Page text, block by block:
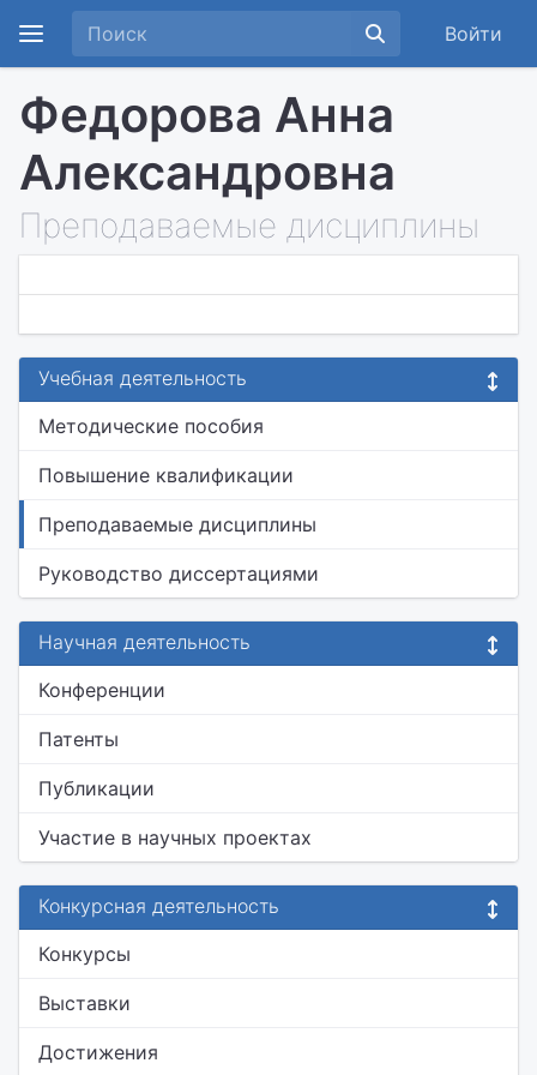
Войти
Федорова Анна
Александровна
Преподаваемые дисциплины
Учебная деятельность
Методические пособия
Повышение квалификации
Преподаваемые дисциплины
Руководство диссертациями
Научная деятельность
Конференции
Патенты
Публикации
Участие в научных проектах
Конкурсная деятельность
Конкурсы
Выставки
Достижения